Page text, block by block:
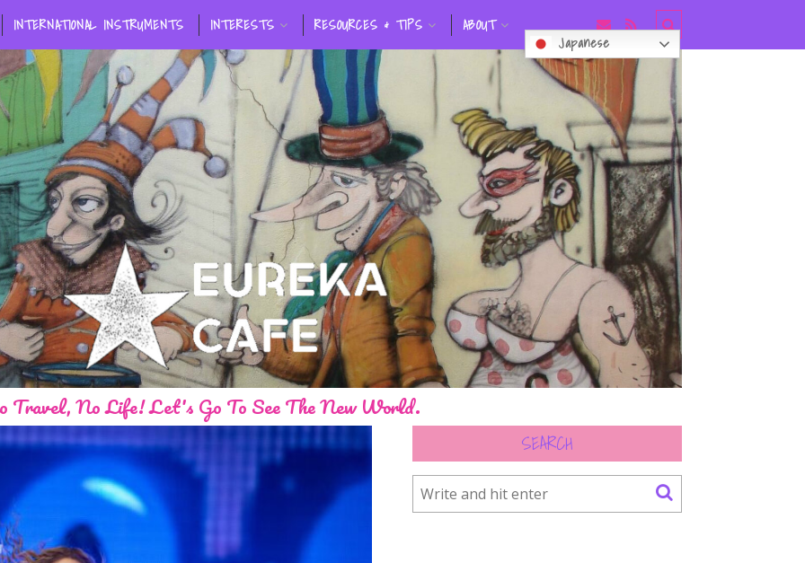
INTERNATIONAL INSTRUMENTS INTERESTS RESOURCES & TIPS
ABOUT
Japanese
Travel, No Life! Let's Go To See The New World.
SEARCH